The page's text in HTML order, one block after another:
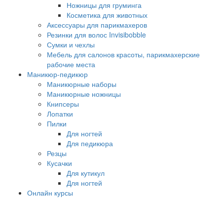
Ножницы для груминга
Косметика для животных
Аксессуары для парикмахеров
Резинки для волос Invisibobble
Сумки и чехлы
Мебель для салонов красоты, парикмахерские
рабочие места
Маникюр-педикюр
Маникюрные наборы
Маникюрные ножницы
Книпсеры
Лопатки
Пилки
Для ногтей
Для педикюра
Резцы
Кусачки
Для кутикул
Для ногтей
Онлайн курсы